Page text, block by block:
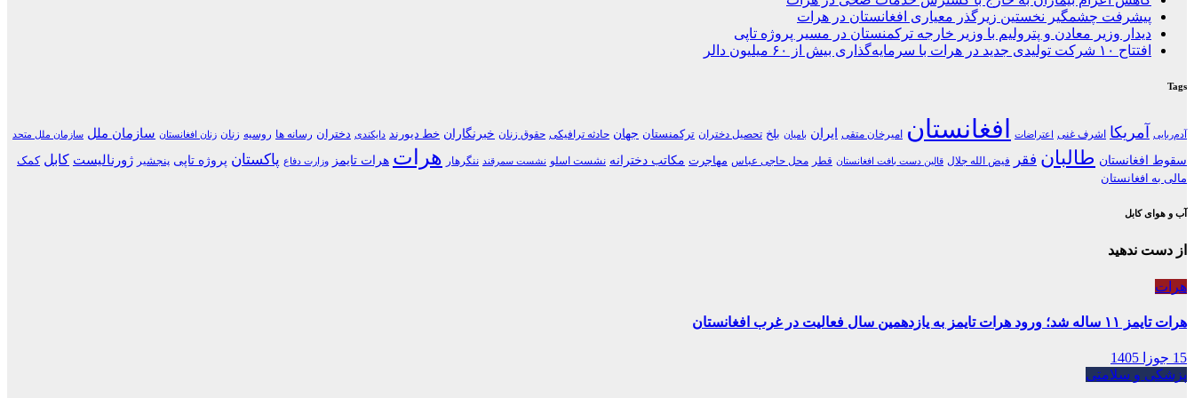
پیشرفت چشمگیر نخستین زیرگذر معیاری افغانستان در هرات
دیدار وزیر معادن و پترولیم با وزیر خارجه ترکمنستان در مسیر پروژه تاپی
افتتاح ۱۰ شرکت تولیدی جدید در هرات با سرمایه‌گذاری بیش از ۶۰ میلیون دالر
Tags
آدم‌ربایی آمریکا اشرف غنی اعتراضات افغانستان امیرخان متقی ایران بامیان بلخ تحصیل دختران ترکمنستان جهان حادثه ترافیکی حقوق زنان خبرنگاران خط دیورند دایکندی دختران رسانه ها روسیه زنان زنان افغانستان سازمان ملل سازمان ملل متحد
سقوط افغانستان طالبان فقر فیض الله جلال قالین دست بافت افغانستان قطر محل حاجی عباس مهاجرت مکاتب دخترانه نشست اسلو نشست سمرقند ننگرهار هرات هرات تایمز وزارت دفاع پاکستان پروژه تاپی پنجشیر ژورنالیست کابل کمک
مالی به افغانستان
آب و هوای کابل
از دست ندهید
هرات
هرات تایمز ۱۱ ساله شد؛ ورود هرات تایمز به یازدهمین سال فعالیت در غرب افغانستان
15 جوزا 1405
پزشکی و سلامتی